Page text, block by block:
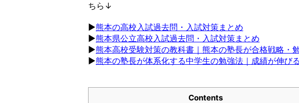
ちら↓
▶︎熊本の高校入試過去問・入試対策まとめ
▶︎熊本県公立高校入試過去問・入試対策まとめ
▶︎熊本高校受験対策の教科書｜熊本の塾長が合格戦略・
▶︎熊本の塾長が体系化する中学生の勉強法｜成績が伸び
Contents